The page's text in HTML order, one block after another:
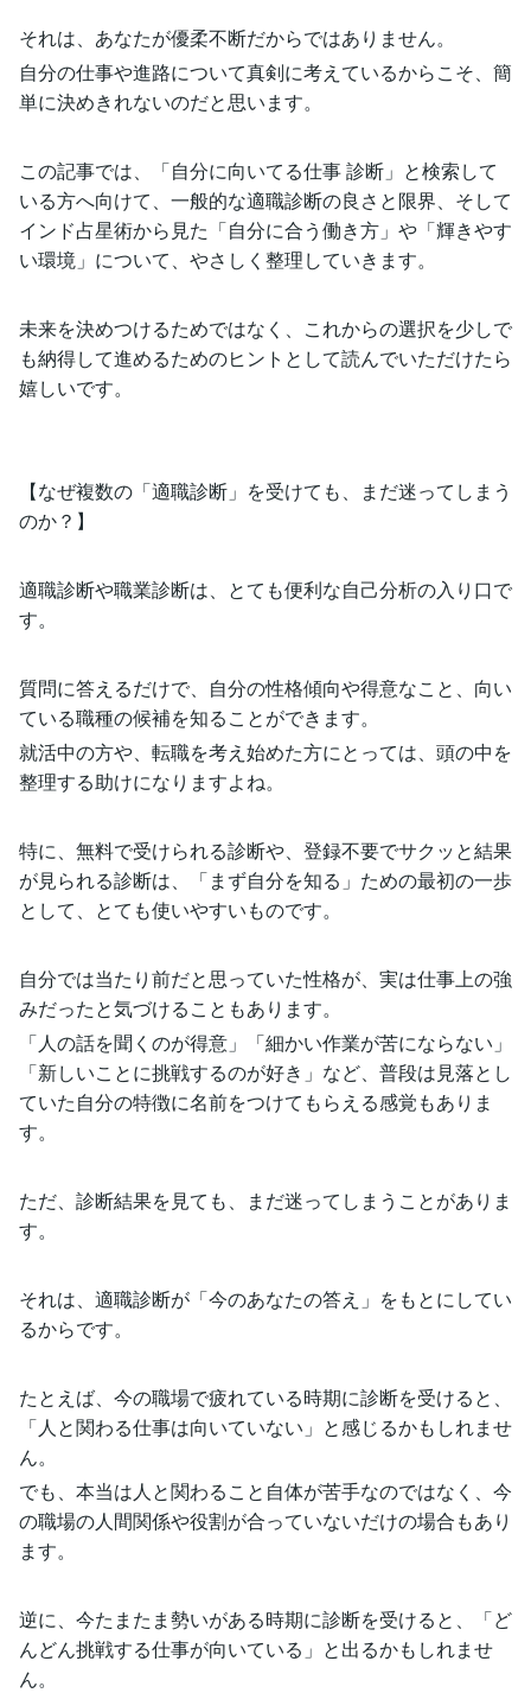
それは、あなたが優柔不断だからではありません。
自分の仕事や進路について真剣に考えているからこそ、簡
単に決めきれないのだと思います。
この記事では、「自分に向いてる仕事 診断」と検索して
いる方へ向けて、一般的な適職診断の良さと限界、そして
インド占星術から見た「自分に合う働き方」や「輝きやす
い環境」について、やさしく整理していきます。
未来を決めつけるためではなく、これからの選択を少しで
も納得して進めるためのヒントとして読んでいただけたら
嬉しいです。
【なぜ複数の「適職診断」を受けても、まだ迷ってしまう
のか？】
適職診断や職業診断は、とても便利な自己分析の入り口で
す。
質問に答えるだけで、自分の性格傾向や得意なこと、向い
ている職種の候補を知ることができます。
就活中の方や、転職を考え始めた方にとっては、頭の中を
整理する助けになりますよね。
特に、無料で受けられる診断や、登録不要でサクッと結果
が見られる診断は、「まず自分を知る」ための最初の一歩
として、とても使いやすいものです。
自分では当たり前だと思っていた性格が、実は仕事上の強
みだったと気づけることもあります。
「人の話を聞くのが得意」「細かい作業が苦にならない」
「新しいことに挑戦するのが好き」など、普段は見落とし
ていた自分の特徴に名前をつけてもらえる感覚もありま
す。
ただ、診断結果を見ても、まだ迷ってしまうことがありま
す。
それは、適職診断が「今のあなたの答え」をもとにしてい
るからです。
たとえば、今の職場で疲れている時期に診断を受けると、
「人と関わる仕事は向いていない」と感じるかもしれませ
ん。
でも、本当は人と関わること自体が苦手なのではなく、今
の職場の人間関係や役割が合っていないだけの場合もあり
ます。
逆に、今たまたま勢いがある時期に診断を受けると、「ど
んどん挑戦する仕事が向いている」と出るかもしれませ
ん。